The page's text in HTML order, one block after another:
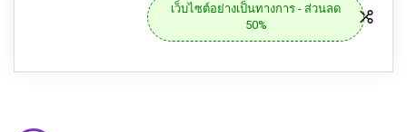
เว็บไซต์อย่างเป็นทางการ - ส่วนลด
50%